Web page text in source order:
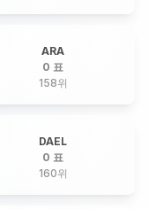
ARA
0 표
158위
DAEL
0 표
160위